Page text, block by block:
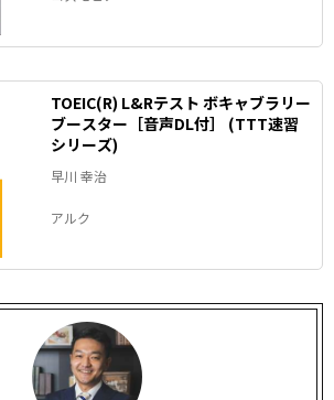
TOEIC(R) L&Rテスト ボキャブラリー
ブースター［音声DL付］ (TTT速習
シリーズ)
早川 幸治
アルク